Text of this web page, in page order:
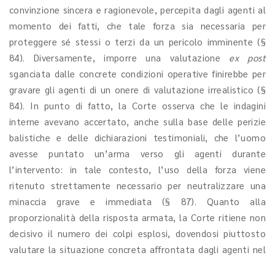
convinzione sincera e ragionevole, percepita dagli agenti al
momento dei fatti, che tale forza sia necessaria per
proteggere sé stessi o terzi da un pericolo imminente (§
84). Diversamente, imporre una valutazione ex post
sganciata dalle concrete condizioni operative finirebbe per
gravare gli agenti di un onere di valutazione irrealistico (§
84). In punto di fatto, la Corte osserva che le indagini
interne avevano accertato, anche sulla base delle perizie
balistiche e delle dichiarazioni testimoniali, che l’uomo
avesse puntato un’arma verso gli agenti durante
l’intervento: in tale contesto, l’uso della forza viene
ritenuto strettamente necessario per neutralizzare una
minaccia grave e immediata (§ 87). Quanto alla
proporzionalità della risposta armata, la Corte ritiene non
decisivo il numero dei colpi esplosi, dovendosi piuttosto
valutare la situazione concreta affrontata dagli agenti nel